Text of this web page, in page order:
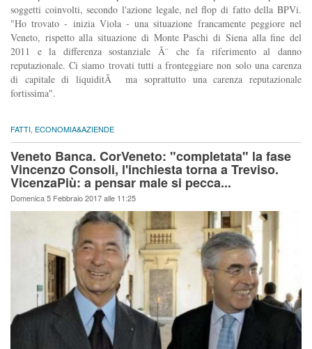
soggetti coinvolti, secondo l'azione legale, nel flop di fatto della BPVi.
"Ho trovato - inizia Viola - una situazione francamente peggiore nel
Veneto, rispetto alla situazione di Monte Paschi di Siena alla fine del
2011 e la differenza sostanziale Ã¨ che fa riferimento al danno
reputazionale. Ci siamo trovati tutti a fronteggiare non solo una carenza
di capitale di liquiditÃ ma soprattutto una carenza reputazionale
fortissima".
FATTI ECONOMIA&AZIENDE
Veneto Banca. CorVeneto: "completata" la fase
Vincenzo Consoli, l'inchiesta torna a Treviso.
VicenzaPiù: a pensar male si pecca...
Domenica 5 Febbraio 2017 alle 11:25